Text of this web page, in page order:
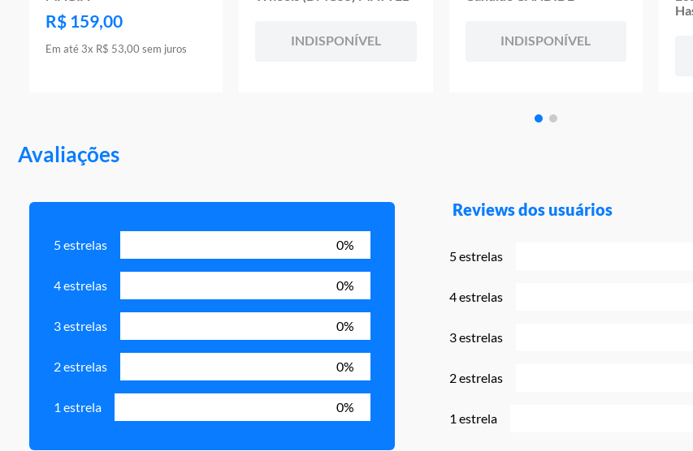
R$ 159,00
Em até 3x R$ 53,00 sem juros
INDISPONÍVEL INDISPONÍVEL
Avaliações
5 estrelas 0%
4 estrelas 0%
3 estrelas 0%
2 estrelas 0%
1 estrela 0%
Reviews dos usuários
5 estrelas
4 estrelas
3 estrelas
2 estrelas
1 estrela